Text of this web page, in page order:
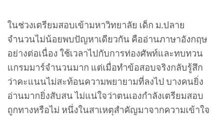
ในช่วงเตรียมสอบเข้ามหาวิทยาลัย เด็ก ม.ปลาย
จำนวนไม่น้อยพบปัญหาเดียวกัน คืออ่านภาษาอังกฤษ
อย่างต่อเนื่อง ใช้เวลาไปกับการท่องศัพท์และทบทวน
แกรมมาร์จำนวนมาก แต่เมื่อทำข้อสอบจริงกลับรู้สึก
ว่าคะแนนไม่สะท้อนความพยายามที่ลงไป บางคนยิ่ง
อ่านมากยิ่งสับสน ไม่แน่ใจว่าตนเองกำลังเตรียมสอบ
ถูกทางหรือไม่ หนึ่งในสาเหตุสำคัญมาจากความเข้าใจ